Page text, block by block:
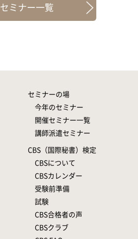
セミナー一覧
セミナーの場
今年のセミナー
開催セミナー一覧
講師派遣セミナー
CBS（国際秘書）検定
CBSについて
CBSカレンダー
受験前準備
試験
CBS合格者の声
CBSクラブ